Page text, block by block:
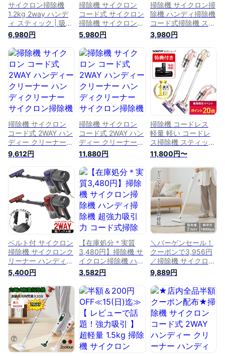
サイクロン掃除機
1.2kg 2way ハンデ
ィ スティック | 吸引
力 軽量 静音 クリー
ナー サイクロン サ
イクロン式 サイクロ
ン式掃除機 スティッ
ク掃除機 スティック
クリーナー 掃除機
収納 スタンド 一人
暮らし コード式 そ
うじき サイクロンク
リーナー コード付き
コードあり
6,980円
掃除機 サイクロン
コード式 サイクロン
掃除機 サイクロン式
掃除機 2way
18000pa ハンディ
スティック 一人暮ら
し ハンディクリーナ
ー 水洗い 静音 軽量
スタンド そうじき
新生活 軽い 軽量 吸
引力 強力 クリーナ
ー
5,980円
掃除機 サイクロン掃
除機 ハンディ掃除機
コード式掃除機 ステ
ィック型 ハンデイ型
2Way 超強力吸引力
ハンディ掃除機
16000Pa 2WAY 軽量
スティッククリーナ
ー 5M コード式 水洗
い スティック掃除機
3,980円
掃除機 サイクロン
コード式 2WAY ハン
ディー クリーナー
ハンディクリーナー
サイクロン掃除機 ス
ティック 一人暮らし
サイクロン式 スティ
ッククリーナー 新生
活 軽量 軽い 白 強力
吸引 軽量 静音 e-
00002
9,612円
掃除機 サイクロン
コード式 2WAY ハン
ディー クリーナー
ハンディクリーナー
サイクロン掃除機 ス
ティック 一人暮らし
サイクロン式 スティ
ッククリーナー 新生
活 軽量 軽い 白 強力
吸引 軽量 静音 fu-e-
0002
11,880円
掃除機 コードレス
軽量 軽い コードレ
ス掃除機 スティック
クリーナー サイクロ
ン サイクロン掃除機
ハンディ スティック
SY-089 | コンパクト
クリーナー ハンディ
クリーナー コードレ
スサイクロン掃除機
サイクロンクリーナ
ー スティック掃除機
静音 静か 水洗い 吸
引力
11,800円〜
ベルト付 サイクロン
掃除機 サイクロンク
リーナー ハンディ
掃除機 敬老の日 サ
イクロン サイクロン
式掃除機 紙パック不
要 2WAY 水洗い 軽量
吸引力 スティック
クリーナー ハンディ
クリーナー
5,400円
【在庫処分＊実質
3,480円】掃除機 サ
イクロン掃除機 ハン
ディ掃除機 超強力吸
引力 コード式掃除機
スティック型 ハンデ
イ型 2Wayハンディ
掃除機 16000Pa
2WAY 軽量 スティッ
ククリーナー 5M コ
ード式 水洗い ステ
ィック掃除機 母の日
ギフト
3,582円
＼バーゲンセール！
クーポンで3,956円
／掃除機 サイクロン
コード式 2WAY ハン
ディー クリーナー
ハンディクリーナー
サイクロン掃除機 ス
ティック 一人暮らし
サイクロン式 スティ
ッククリーナー 新生
活 軽量 軽い 白 強力
吸引 軽量 静音
9,889円